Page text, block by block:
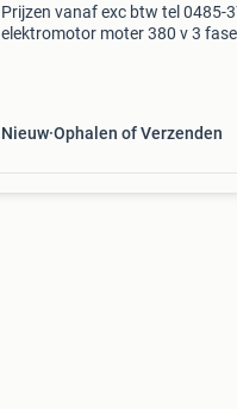
Prijzen vanaf exc btw tel 0485-
elektromotor moter 380 v 3
Nieuw Ophalen of Verzenden